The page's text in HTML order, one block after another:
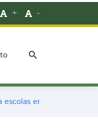
+ -
search
em Rio do Salto